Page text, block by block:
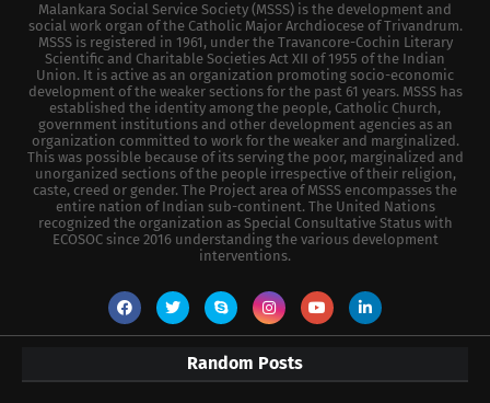
Malankara Social Service Society (MSSS) is the development and
social work organ of the Catholic Major Archdiocese of Trivandrum.
MSSS is registered in 1961, under the Travancore-Cochin Literary
Scientific and Charitable Societies Act XII of 1955 of the Indian
Union. It is active as an organization promoting socio-economic
development of the weaker sections for the past 61 years. MSSS has
established the identity among the people, Catholic Church,
government institutions and other development agencies as an
organization committed to work for the weaker and marginalized.
This was possible because of its serving the poor, marginalized and
unorganized sections of the people irrespective of their religion,
caste, creed or gender. The Project area of MSSS encompasses the
entire nation of Indian sub-continent. The United Nations
recognized the organization as Special Consultative Status with
ECOSOC since 2016 understanding the various development
interventions.
Random Posts